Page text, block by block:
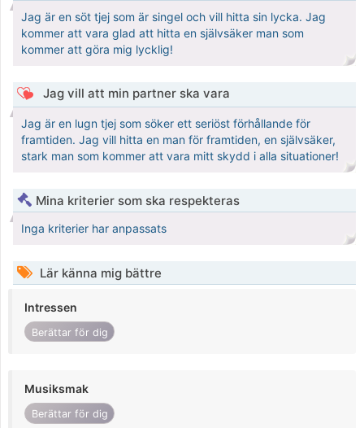
Jag är en söt tjej som är singel och vill hitta sin lycka. Jag
kommer att vara glad att hitta en självsäker man som
kommer att göra mig lycklig!
Jag vill att min partner ska vara
Jag är en lugn tjej som söker ett seriöst förhållande för
framtiden. Jag vill hitta en man för framtiden, en självsäker,
stark man som kommer att vara mitt skydd i alla situationer!
Mina kriterier som ska respekteras
Inga kriterier har anpassats
Lär känna mig bättre
Intressen
Berättar för dig
Musiksmak
Berättar för dig